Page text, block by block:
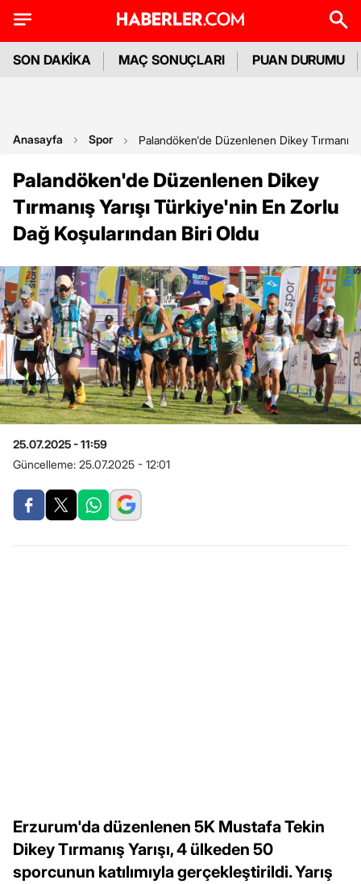
SON DAKİKA MAÇ SONUÇLARI PUAN DURUMU
Anasayfa Spor Palandöken'de Düzenlenen Dikey Tırmanış
Palandöken'de Düzenlenen Dikey
Tırmanış Yarışı Türkiye'nin En Zorlu
Dağ Koşularından Biri Oldu
25.07.2025 - 11:59
Güncelleme: 25.07.2025 - 12:01
Erzurum'da düzenlenen 5K Mustafa Tekin
Dikey Tırmanış Yarışı, 4 ülkeden 50
sporcunun katılımıyla gerçekleştirildi. Yarış